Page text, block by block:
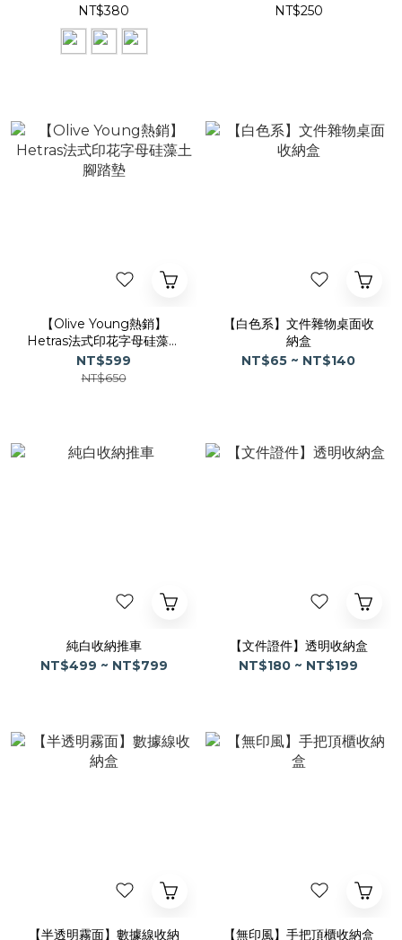
NT$380
NT$250
【Olive Young熱銷】
Hetras法式印花字母硅藻土
腳踏墊
NT$599
NT$650
【白色系】文件雜物桌面收
納盒
NT$65 ~ NT$140
純白收納推車
NT$499 ~ NT$799
【文件證件】透明收納盒
NT$180 ~ NT$199
【半透明霧面】數據線收納 【無印風】手把頂櫃收納盒